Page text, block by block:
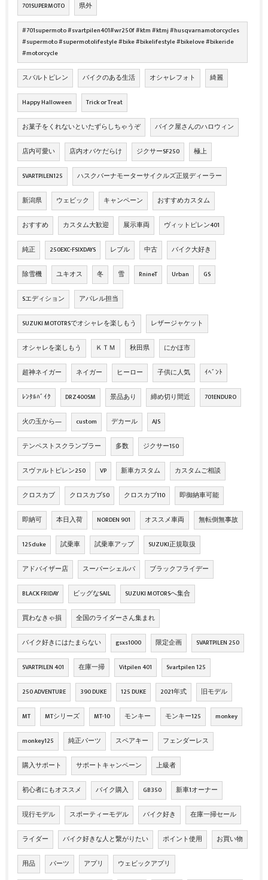
701SUPERMOTO 県外
#701supermoto #svartpilen401#wr250f #ktm #ktmj #husqvarnamotorcycles
#supermoto #supermotolifestyle #bike #bikelifestyle #bikelove #bikeride
#motorcycle
スバルトピレン バイクのある生活 オシャレフォト 綺麗
Happy Halloween Trick or Treat
お菓子をくれないといたずらしちゃうぞ バイク屋さんのハロウィン
店内可愛い 店内オバケだらけ ジクサーSF250 極上
SVARTPILEN125 ハスクバーナモーターサイクルズ正規ディーラー
新潟県 ウェビック キャンペーン おすすめカスタム
おすすめ カスタム大歓迎 展示車両 ヴィットピレン401
純正 250EXC-FSIXDAYS レブル 中古 バイク大好き
除雪機 ユキオス 冬 雪 RnineT Urban GS
Sエディション アパレル担当
SUZUKI MOTOTRSでオシャレを楽しもう レザージャケット
オシャレを楽しもう ＫＴＭ 秋田県 にかほ市
超神ネイガー ネイガー ヒーロー 子供に人気 ｲﾍﾞﾝﾄ
ﾚﾝﾀﾙﾊﾞｲｸ DRZ400SM 景品あり 締め切り間近 701ENDURO
火の玉から― custom デカール AJS
テンペストスクランブラー 多数 ジクサー150
スヴァルトピレン250 VP 新車カスタム カスタムご相談
クロスカブ クロスカブ50 クロスカブ110 即御納車可能
即納可 本日入荷 NORDEN 901 オススメ車両 無転倒無事故
125duke 試乗車 試乗車アップ SUZUKI正規取扱
アドバイザー店 スーパーシェルパ ブラックフライデー
BLACK FRIDAY ビッグなSAIL SUZUKI MOTORSへ集合
買わなきゃ損 全国のライダーさん集まれ
バイク好きにはたまらない gsxs1000 限定企画 SVARTPILEN 250
SVARTPILEN 401 在庫一掃 Vitpilen 401 Svartpilen 125
250 ADVENTURE 390 DUKE 125 DUKE 2021年式 旧モデル
MT MTシリーズ MT-10 モンキー モンキー125 monkey
monkey125 純正パーツ スペアキー フェンダーレス
購入サポート サポートキャンペーン 上級者
初心者にもオススメ バイク購入 GB350 新車1オーナー
現行モデル スポーティーモデル バイク好き 在庫一掃セール
ライダー バイク好きな人と繋がりたい ポイント使用 お買い物
用品 パーツ アプリ ウェビックアプリ